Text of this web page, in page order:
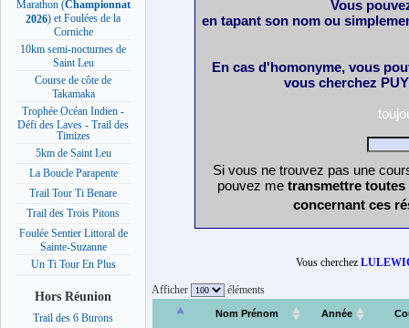
Marathon (Championnat
2026) et Foulées de la
Corniche
10km semi-nocturnes de
Saint Leu
Course de côte de
Takamaka
Trophée Océan Indien -
Défi des Laves - Trail des
Timizes
5km de Saint Leu
La Boucle Parapente
Trail Tour Ti Benare
Trail des Trois Pitons
Foulée Sentier Littoral de
Sainte-Suzanne
Un Ti Tour En Plus
Hors Réunion
Trail des 6 Burons
Vous
en tapant son nom ou
En cas d'homonyme, vous
vous cherchez
Si vous ne trouvez pas une
pouvez me transmettre
concernant ces
Vous cherchez
Afficher éléments
Nom Prénom Année